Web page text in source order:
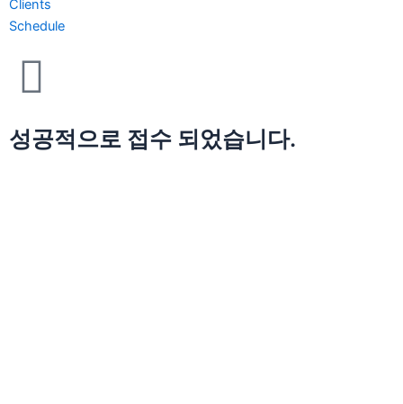
Clients
Schedule
성공적으로 접수 되었습니다.